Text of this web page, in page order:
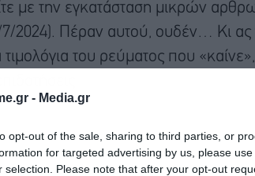
- Media.gr
opt-out of the sale, sharing to third parties, or
for targeted advertising by us, please
selection. Please note that after your opt-out
με την εγκατάσταση μικρών
2024). Πέραν αυτού, ουδέν… Κι ας
του ρεύματος που